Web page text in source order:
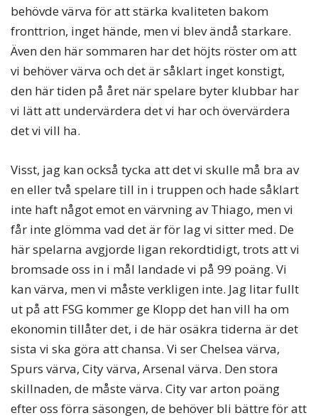
behövde värva för att stärka kvaliteten bakom
fronttrion, inget hände, men vi blev ändå starkare.
Även den här sommaren har det höjts röster om att
vi behöver värva och det är såklart inget konstigt,
den här tiden på året när spelare byter klubbar har
vi lätt att undervärdera det vi har och övervärdera
det vi vill ha.
Visst, jag kan också tycka att det vi skulle må bra av
en eller två spelare till in i truppen och hade såklart
inte haft något emot en värvning av Thiago, men vi
får inte glömma vad det är för lag vi sitter med. De
här spelarna avgjorde ligan rekordtidigt, trots att vi
bromsade oss in i mål landade vi på 99 poäng. Vi
kan värva, men vi måste verkligen inte. Jag litar fullt
ut på att FSG kommer ge Klopp det han vill ha om
ekonomin tillåter det, i de här osäkra tiderna är det
sista vi ska göra att chansa. Vi ser Chelsea värva,
Spurs värva, City värva, Arsenal värva. Den stora
skillnaden, de måste värva. City var arton poäng
efter oss förra säsongen, de behöver bli bättre för att